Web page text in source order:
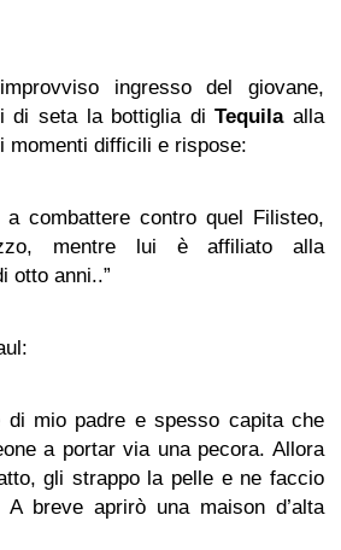
ingresso del giovane,
di seta la bottiglia diTequilaalla
momenti difficili e rispose:
a combattere contro quel Filisteo,
mentre lui è affiliato alla
otto anni..”
di mio padre e spesso capita che
a portar via una pecora. Allora
gli strappo la pelle e ne faccio
breve aprirò una maison d’alta